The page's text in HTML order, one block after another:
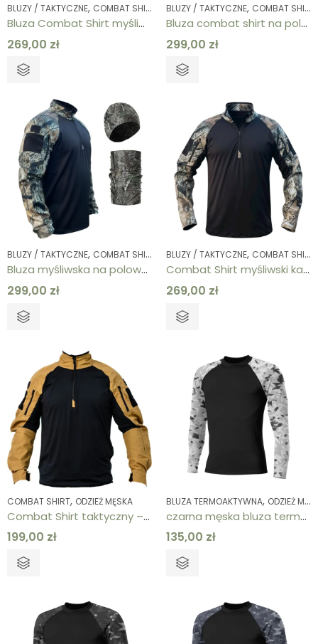
BLUZY / TAKTYCZNE, COMBAT SHIRT HOBBY,MYŚLISTWO / ŁOWIECTWO,
Bluza Combat Shirt myśliwska pomarańczowa – termoaktywna bluza outdoor i survival
269,00 zł
BLUZY / TAKTYCZNE, COMBAT SHIRT
Bluza combat shirt na polowanie – w zestawie z czapką i kominem
299,00 zł
BLUZY / TAKTYCZNE, COMBAT SHIRT HOBBY,MYŚLISTWO / ŁOWIECTWO,
Bluza myśliwska na polowanie – Combat shirt w zestawie z czapką i kominem – Kamuflaż
299,00 zł
BLUZY / TAKTYCZNE, COMBAT SHIRT
Combat Shirt myśliwski kamuflaż – bluza termoaktywna outdoor
269,00 zł
COMBAT SHIRT, ODZIEŻ MĘSKA
Combat Shirt taktyczny – bluza termoaktywna w kolorze piaskowym outdoor i militarna
199,00 zł
BLUZA TERMOAKTYWNA, ODZIEŻ MĘSKA
czarna męska bluza termoaktywna
135,00 zł